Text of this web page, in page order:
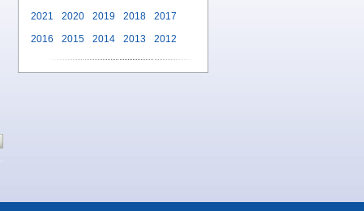
2021
2020 2019 2018
2017
2016
2015 2014 2013 2012